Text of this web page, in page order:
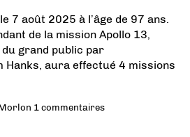
7 août 2025 à l’âge de 97 ans.
de la mission Apollo 13,
grand public par
Hanks, aura effectué 4 missions
1 commentaires